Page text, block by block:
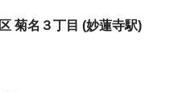
菊名３丁目 (妙蓮寺駅)